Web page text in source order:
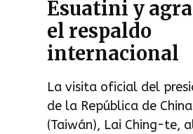
Esuatini y
el respaldo
internacional
La visita oficial del
de la República de China
(Taiwán), Lai Ching-te,